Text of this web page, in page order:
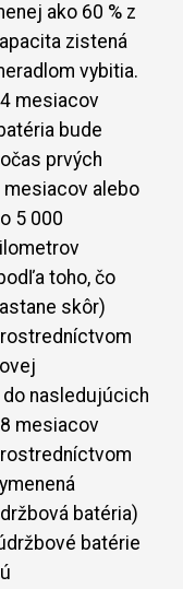
ako 60 % z
zistená
vybitia.
mesiacov
bude
prvých
mesiacov alebo
5 000
toho, čo
skôr)
do nasledujúcich
mesiacov
batéria)
batérie